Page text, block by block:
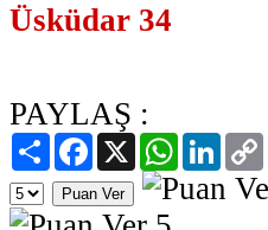
Üsküdar 34
PAYLAŞ :
PaylaşFacebook
X WhatsApp